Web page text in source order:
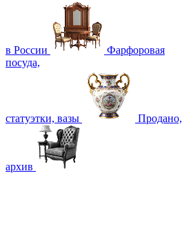
в России
Фарфоровая
посуда,
статуэтки, вазы Продано,
архив